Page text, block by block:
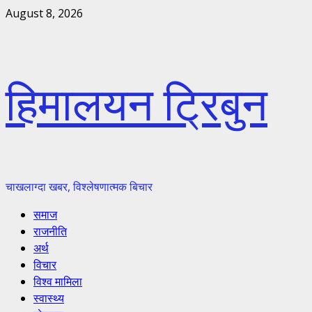
Skip
August 8, 2026
हिमालयन ट्रिबुन
चाखलाग्दा खबर, विश्लेषणात्मक बिचार
Primary
Menu
समाज
राजनीति
अर्थ
विचार
विश्व मामिला
स्वास्थ्य